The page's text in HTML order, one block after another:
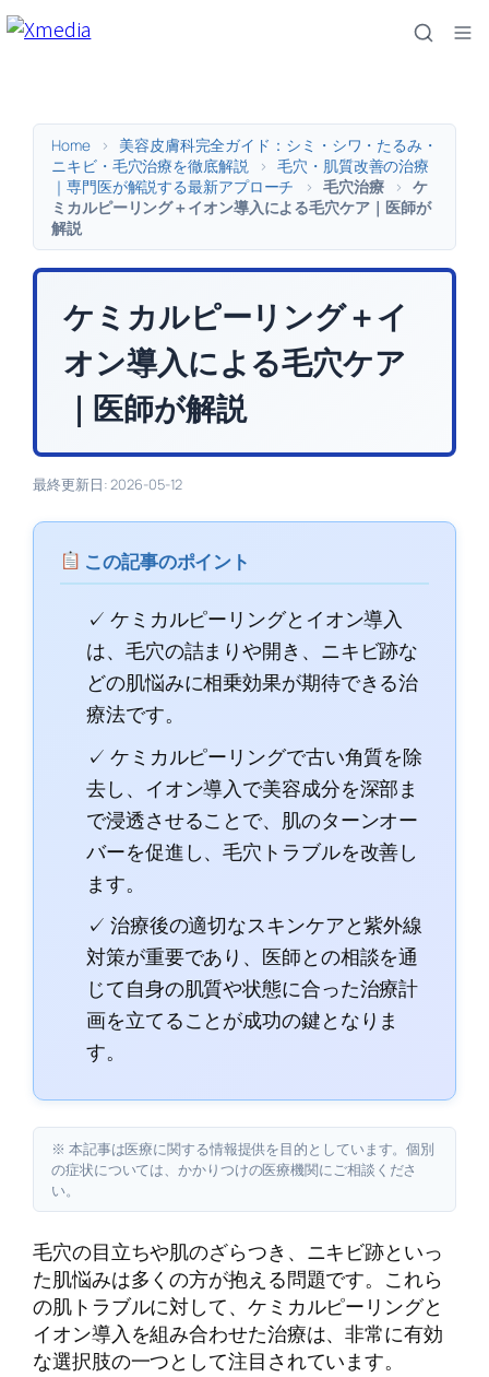
内
Home >
美容皮膚科完全ガイド：シミ・シワ・たるみ・
ニキビ・毛穴治療を徹底解説
>
毛穴・肌質改善の治療
｜専門医が解説する最新アプローチ
> 毛穴治療 >
ケ
ミカルピーリング＋イオン導入による毛穴ケア｜医師が
解説
ケミカルピーリング＋イ
オン導入による毛穴ケア
｜医師が解説
最終更新日: 2026-05-12
この記事のポイント
✓ ケミカルピーリングとイオン導入
は、毛穴の詰まりや開き、ニキビ跡な
どの肌悩みに相乗効果が期待できる治
療法です。
✓ ケミカルピーリングで古い角質を除
去し、イオン導入で美容成分を深部ま
で浸透させることで、肌のターンオー
バーを促進し、毛穴トラブルを改善し
ます。
✓ 治療後の適切なスキンケアと紫外線
対策が重要であり、医師との相談を通
じて自身の肌質や状態に合った治療計
画を立てることが成功の鍵となりま
す。
※ 本記事は医療に関する情報提供を目的としています。個別
の症状については、かかりつけの医療機関にご相談くださ
い。
毛穴の目立ちや肌のざらつき、ニキビ跡といっ
た肌悩みは多くの方が抱える問題です。これら
の肌トラブルに対して、ケミカルピーリングと
イオン導入を組み合わせた治療は、非常に有効
な選択肢の一つとして注目されています。